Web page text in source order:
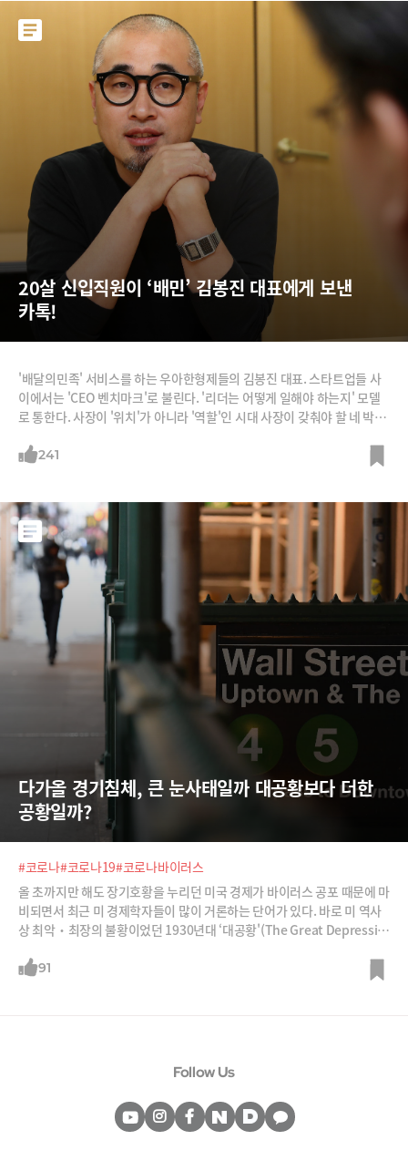
때문이었다. U-20 월드컵은 뛰어보지도 못했다. 당시 한국은 아시아 예선
에서 탈락했다.박지성이 유럽 무대를 처음 밟은 시기는 2002년 월드컵이
끝나고 히딩크 감독을 따라 네덜란드 PSV에인트호번에 진출하면서부터
다. 당시 그의 나이 21세였다. 손흥민은 2002월드컵 이후 유소년대표팀에
대한 지원이 늘어나던 시기에 혜택을 받은 케이스다
20살 신입직원이 ‘배민’ 김봉진 대표에게 보낸
카톡!
'배달의민족' 서비스를 하는 우아한형제들의 김봉진 대표. 스타트업들 사
이에서는 'CEO 벤치마크'로 불린다. '리더는 어떻게 일해야 하는지' 모델
로 통한다. 사장이 '위치'가 아니라 '역할'인 시대 사장이 갖춰야 할 네 박자
보장하지만 성과도 칼같이 챙긴다. 재미있게 일한다. 직원들이 딴 짓 할 때
라
241
다가올 경기침체, 큰 눈사태일까 대공황보다 더한
공황일까?
#코로나#코로나19#코로나바이러스
올 초까지만 해도 장기호황을 누리던 미국 경제가 바이러스 공포 때문에 마
비되면서 최근 미 경제학자들이 많이 거론하는 단어가 있다. 바로 미 역사
상 최악‧최장의 불황이었던 1930년대 ‘대공황'(The Great Depressio
는 2조 달러(2,454조 원) 경기 부양이라는 3종 세트로 일시 반등하긴 했지
91
Follow Us